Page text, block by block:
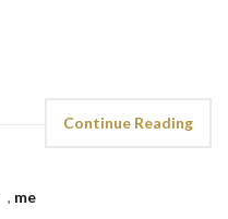
Continue Reading
, me